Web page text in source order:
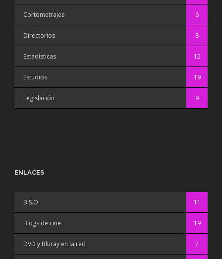
Cortometrajes 6
Directorios 8
Estadísticas 12
Estudios 19
Legislación 9
ENLACES
B.S.O 11
Blogs de cine 19
DVD y Bluray en la red 7